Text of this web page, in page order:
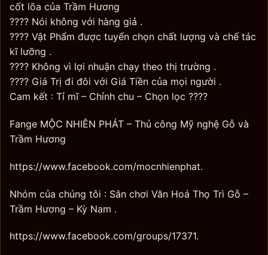
cốt lõa của Trầm Hương
???? Nói không với hàng giả .
???? Vật Phẩm được tuyển chọn chất lượng và chế tác
kĩ lưỡng .
???? Không vì lợi nhuận chạy theo thị trường .
???? Giá Trị đi đôi với Giá Tiền của mọi người .
Cam kết : Tỉ mĩ – Chỉnh chu – Chọn lọc ????
Fange MỘC NHIÊN PHÁT – Thủ công Mỹ nghệ Gỗ và
Trầm Hương
https://www.facebook.com/mocnhienphat.
Nhóm của chúng tôi : Sân chơi Văn Hoá Thọ Trì Gỗ –
Trầm Hương – Kỳ Nam .
https://www.facebook.com/groups/17371.